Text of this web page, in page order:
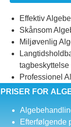
Effektiv
Skånsom
Miljøvenlig
tagbeskyttelse
Professionel
PRISER FOR
Efterfølgende